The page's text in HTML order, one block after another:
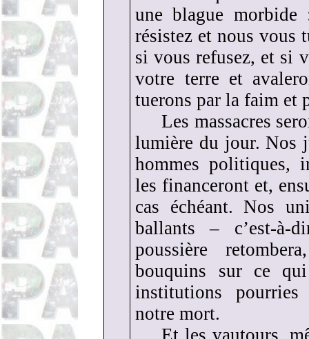
une blague
résistez et nous vous
si vous refusez, et si
votre terre et
tuerons par la faim et
Les massacres
lumière du jour. Nos
hommes politiques,
les financeront et,
cas échéant. Nos
ballants – c’est-à-
poussière
bouquins sur ce
institutions pourries
notre mort.
Et les vautours,